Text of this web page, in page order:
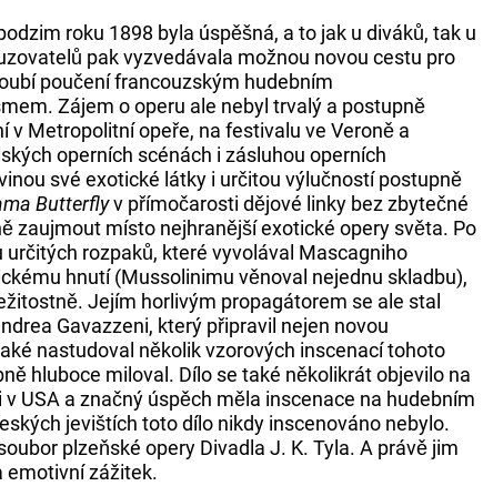
roku 1898 byla úspěšná, a to jak u diváků, tak u
pak vyzvedávala možnou novou cestu pro
poučení francouzským hudebním
Zájem o operu ale nebyl trvalý a postupně
v Metropolitní opeře, na festivalu ve Veroně a
operních scénách i zásluhou operních
své exotické látky i určitou výlučností postupně
Butterflyv přímočarosti dějové linky bez zbytečné
zaujmout místo nejhranější exotické opery světa. Po
určitých rozpaků, které vyvolával Mascagniho
hnutí (Mussolinimu věnoval nejednu skladbu),
Jejím horlivým propagátorem se ale stal
Gavazzeni, který připravil nejen novou
nastudoval několik vzorových inscenací tohoto
hluboce miloval. Dílo se také několikrát objevilo na
USA a značný úspěch měla inscenace na hudebním
jevištích toto dílo nikdy inscenováno nebylo.
plzeňské opery Divadla J. K. Tyla. A právě jim
emotivní zážitek.